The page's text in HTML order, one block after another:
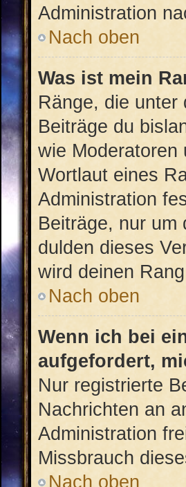
Administration
Nach oben
Was ist mein
Ränge, die unter
Beiträge du
wie Moderatoren
Wortlaut eines
Administration
Beiträge, nur
dulden dieses
wird deinen
Nach oben
Wenn ich bei
aufgefordert,
Nur registrierte
Nachrichten an
Administration
Missbrauch
Nach oben